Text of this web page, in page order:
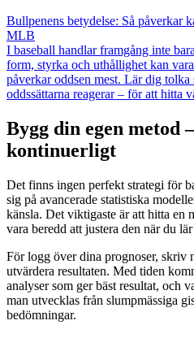
Bullpenens betydelse: Så påverkar
MLB
I baseball handlar framgång inte
form, styrka och uthållighet kan
påverkar oddsen mest. Lär dig
oddssättarna reagerar – för att hitta
Bygg din egen metod
kontinuerligt
Det finns ingen perfekt strategi för
sig på avancerade statistiska
känsla. Det viktigaste är att hitta en
vara beredd att justera den när du
För logg över dina prognoser, skriv
utvärdera resultaten. Med tiden
analyser som ger bäst resultat, och
man utvecklas från slumpmässiga
bedömningar.